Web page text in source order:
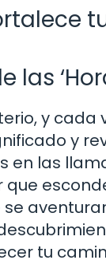
y cada
y
las
tu